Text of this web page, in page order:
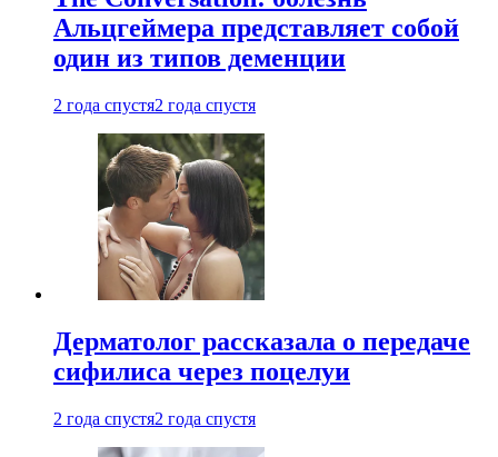
Альцгеймера представляет собой
один из типов деменции
2 года спустя2 года спустя
Дерматолог рассказала о передаче
сифилиса через поцелуи
2 года спустя2 года спустя